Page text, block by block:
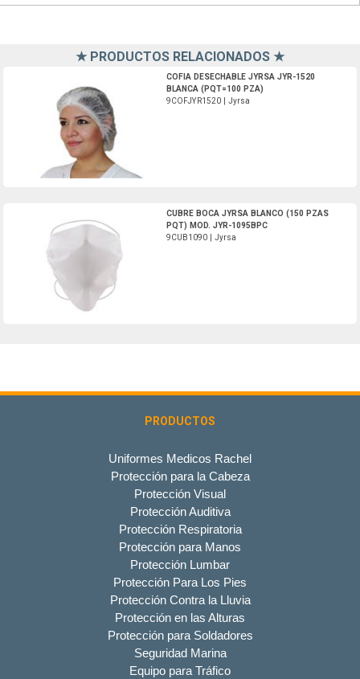
★ PRODUCTOS RELACIONADOS ★
COFIA DESECHABLE JYRSA JYR-1520
BLANCA (PQT=100 PZA)
9COFJYR1520 | Jyrsa
CUBRE BOCA JYRSA BLANCO (150 PZAS
PQT) MOD. JYR-1095BPC
9CUB1090 | Jyrsa
PRODUCTOS
Uniformes Medicos Rachel
Protección para la Cabeza
Protección Visual
Protección Auditiva
Protección Respiratoria
Protección para Manos
Protección Lumbar
Protección Para Los Pies
Protección Contra la Lluvia
Protección en las Alturas
Protección para Soldadores
Seguridad Marina
Equipo para Tráfico